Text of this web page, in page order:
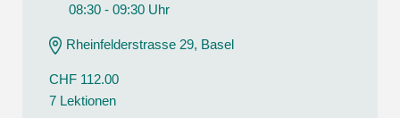
08:30 - 09:30 Uhr
Rheinfelderstrasse 29, Basel
CHF 112.00
7 Lektionen